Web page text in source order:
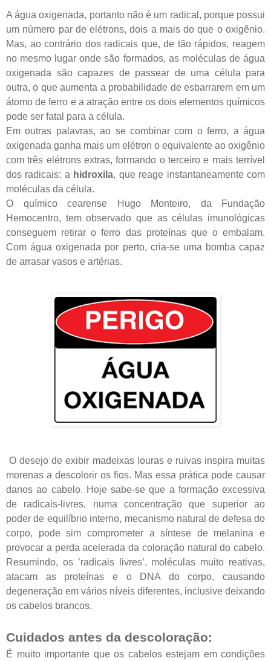
A água oxigenada, portanto não é um radical, porque possui
um número par de elétrons, dois a mais do que o oxigênio.
Mas, ao contrário dos radicais que, de tão rápidos, reagem
no mesmo lugar onde são formados, as moléculas de água
oxigenada são capazes de passear de uma célula para
outra, o que aumenta a probabilidade de esbarrarem em um
átomo de ferro e a atração entre os dois elementos químicos
pode ser fatal para a célula.
Em outras palavras, ao se combinar com o ferro, a água
oxigenada ganha mais um elétron o equivalente ao oxigênio
com três elétrons extras, formando o terceiro e mais terrível
dos radicais: a hidroxila, que reage instantaneamente com
moléculas da célula.
O químico cearense Hugo Monteiro, da Fundação
Hemocentro, tem observado que as células imunológicas
conseguem retirar o ferro das proteínas que o embalam.
Com água oxigenada por perto, cria-se uma bomba capaz
de arrasar vasos e artérias.
O desejo de exibir madeixas louras e ruivas inspira muitas
morenas a descolorir os fios. Mas essa prática pode causar
danos ao cabelo. Hoje sabe-se que a formação excessiva
de radicais-livres, numa concentração que superior ao
poder de equilíbrio interno, mecanismo natural de defesa do
corpo, pode sim comprometer a síntese de melanina e
provocar a perda acelerada da coloração natural do cabelo.
Resumindo, os ’radicais livres’, moléculas muito reativas,
atacam as proteínas e o DNA do corpo, causando
degeneração em vários níveis diferentes, inclusive deixando
os cabelos brancos.
Cuidados antes da descoloração:
É muito importante que os cabelos estejam em condições